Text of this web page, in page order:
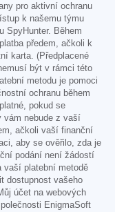
pro aktivní ochranu
k našemu týmu
SpyHunter. Během
předem, ačkoli k
karta. (Předplacené
být v rámci této
metodu je pomoci
ochranu během
pokud se
vám nebude z vaší
ačkoli vaší finanční
aby se ověřilo, zda je
podání není žádostí
vaší platební metodě
dostupnost vašeho
účet na webových
EnigmaSoft